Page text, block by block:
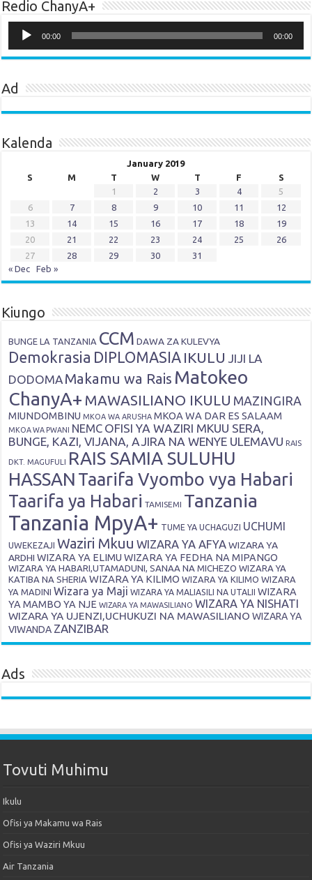
Redio ChanyA+
Player
00:00 00:00
Ad
Kalenda
January 2019
S
M T W T F
S
1
2 3 4
5
6
7 8 9 10 11
12
13
14 15 16 17 18
19
20
21 22 23 24 25
26
27
28 29 30
31
« Dec
Feb »
Kiungo
BUNGE LA TANZANIA CCM DAWA ZA KULEVYA
Demokrasia DIPLOMASIA IKULU JIJI LA
DODOMA Makamu wa Rais Matokeo
ChanyA+ MAWASILIANO IKULU MAZINGIRA
MIUNDOMBINU MKOA WA ARUSHA MKOA WA DAR ES SALAAM
MKOA WA PWANI NEMC OFISI YA WAZIRI MKUU SERA,
BUNGE, KAZI, VIJANA, AJIRA NA WENYE ULEMAVU RAIS
DKT. MAGUFULI
RAIS SAMIA SULUHU
HASSAN Taarifa Vyombo vya Habari
Taarifa ya Habari TAMISEMI Tanzania
Tanzania MpyA+ TUME YA UCHAGUZI UCHUMI
UWEKEZAJI Waziri Mkuu WIZARA YA AFYA WIZARA YA
ARDHI WIZARA YA ELIMU WIZARA YA FEDHA NA MIPANGO
WIZARA YA HABARI,UTAMADUNI, SANAA NA MICHEZO WIZARA YA
KATIBA NA SHERIA WIZARA YA KILIMO WIZARA YA KILIMO WIZARA
YA MADINI Wizara ya Maji WIZARA YA MALIASILI NA UTALII
WIZARA
YA MAMBO YA NJE WIZARA YA MAWASILIANO WIZARA YA NISHATI
WIZARA YA UJENZI,UCHUKUZI NA MAWASILIANO WIZARA YA
VIWANDA ZANZIBAR
Ads
Tovuti Muhimu
Ikulu
Ofisi ya Makamu wa Rais
Ofisi ya Waziri Mkuu
Air Tanzania